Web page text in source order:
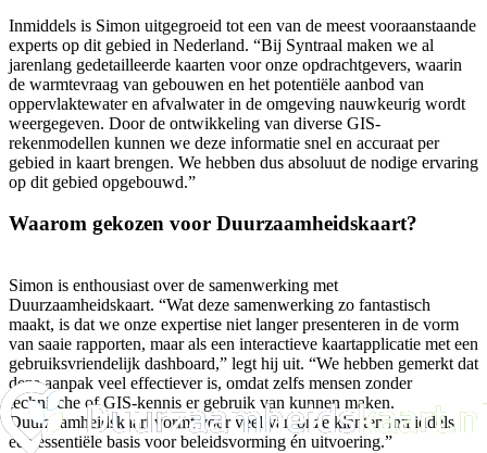
Inmiddels is Simon uitgegroeid tot een van de meest vooraanstaande
experts op dit gebied in Nederland. “Bij Syntraal maken we al
jarenlang gedetailleerde kaarten voor onze opdrachtgevers, waarin
de warmtevraag van gebouwen en het potentiële aanbod van
oppervlaktewater en afvalwater in de omgeving nauwkeurig wordt
weergegeven. Door de ontwikkeling van diverse GIS-
rekenmodellen kunnen we deze informatie snel en accuraat per
gebied in kaart brengen. We hebben dus absoluut de nodige ervaring
op dit gebied opgebouwd.”
Waarom gekozen voor Duurzaamheidskaart?
Simon is enthousiast over de samenwerking met
Duurzaamheidskaart. “Wat deze samenwerking zo fantastisch
maakt, is dat we onze expertise niet langer presenteren in de vorm
van saaie rapporten, maar als een interactieve kaartapplicatie met een
gebruiksvriendelijk dashboard,” legt hij uit. “We hebben gemerkt dat
deze aanpak veel effectiever is, omdat zelfs mensen zonder
technische of GIS-kennis er gebruik van kunnen maken.
Duurzaamheidskaart vormt voor veel van onze klanten inmiddels
een essentiële basis voor beleidsvorming én uitvoering.”